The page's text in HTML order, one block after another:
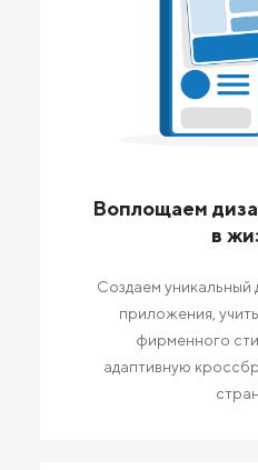
Воплощаем
в
Создаем уникальный
приложения,
фирменного
адаптивную